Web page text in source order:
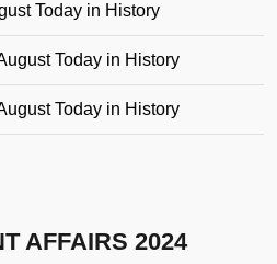
Today in History
Today in History
Today in History
AFFAIRS 2024